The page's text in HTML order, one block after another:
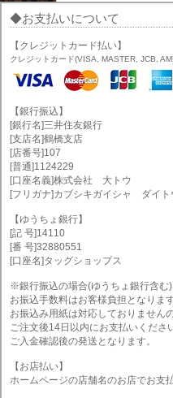
お支払いについて
【クレジットカード払い】
クレジットカード(VISA, MASTER, JCB,
【銀行振込】
[銀行名]三井住友銀行
[支店名]鶴橋支店
[店番号]107
[普通]1124229
[口座名義]株式会社 大トウ
[フリガナ]カブシキガイシャ ダイト
【ゆうちょ銀行】
[記 号]14110
[番 号]32880551
[口座名]タッグショップス
※銀行振込の場合(ゆうちょ銀行含む)
お振込手数料はお客様負担となりま
お振込み用紙は対応しておりません
ご注文後14日以内にお支払いくださ
ご入金確認後の発送となります。
【お店払い】
ホームページの店舗名のお店でお支